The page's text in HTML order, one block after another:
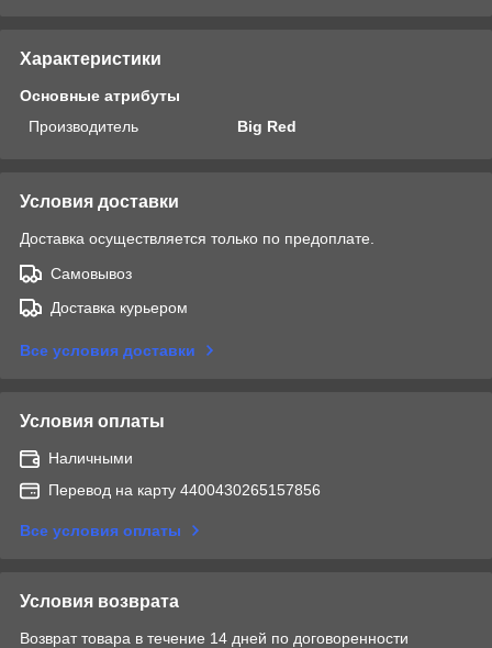
Характеристики
Основные атрибуты
Производитель
Big Red
Условия доставки
Доставка осуществляется только по предоплате.
Самовывоз
Доставка курьером
Все условия доставки
Условия оплаты
Наличными
Перевод на карту 4400430265157856
Все условия оплаты
Условия возврата
Возврат товара в течение 14 дней по договоренности